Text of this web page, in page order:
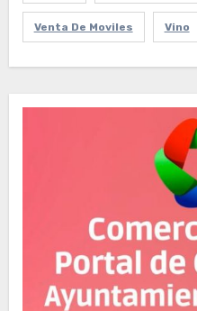
Venta De Moviles Vino